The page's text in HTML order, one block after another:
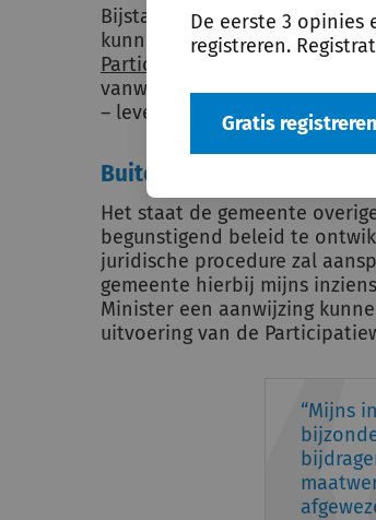
De eerste 3
registreren.
Gratis registreren
Bijstandsverlening voor deze
kunnen zijn in geval van zeer
Participatiewet
. Echter, ik
vanwege een gebrek aan
– levensbedreigende –
Buitenwettelijk
Het staat de gemeente
begunstigend beleid te
juridische procedure zal
gemeente hierbij mijns
Minister een aanwijzing
uitvoering van de
Mijns